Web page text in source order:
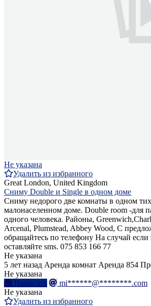
Не указана
Удалить из избранного
Great London, United Kingdom
Сниму Double и Single в одном доме
Сниму недорого две комнаты в одном
малонаселенном доме. Double room -для
одного человека. Районы,
Arcenal, Plumstead, Abbey Wood, С
обращайтесь по телефону На случай если
оставляйте sms. 075 853 166 77
Не указана
5 лет назад Аренда комнат Аренда 854
Не указана
Написать
mi******@********.com
Не указана
Удалить из избранного